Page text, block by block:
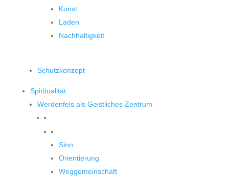
Kunst
Laden
Nachhaltigkeit
Schutzkonzept
Spiritualität
Werdenfels als Geistliches Zentrum
Sinn
Orientierung
Weggemeinschaft